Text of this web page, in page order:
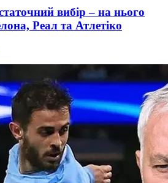
вибір – на нього
Реал та Атлетіко